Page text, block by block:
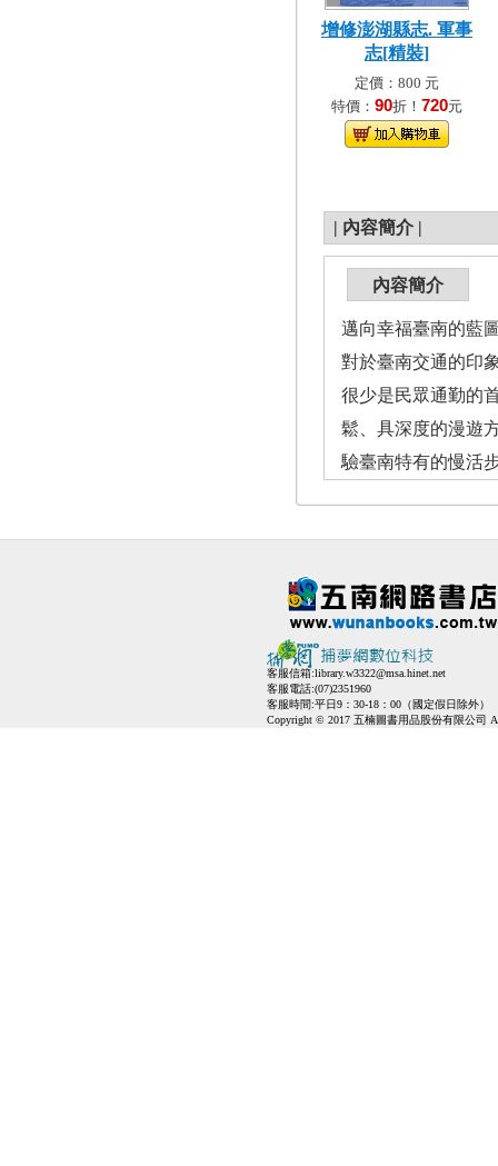
增修澎湖縣志. 軍事
志[精裝]
定價：800 元
特價： 90折！ 720元
| 內容簡介 |
內容簡介
邁向幸福臺南的藍
對於臺南交通的印
很少是民眾通勤的
鬆、具深度的漫遊
驗臺南特有的慢活
客服信箱:library.w3322@msa.hinet.net
客服電話:(07)2351960
客服時間:平日9：30-18：00（國定假日除外）
Copyright © 2017 五楠圖書用品股份有限公司